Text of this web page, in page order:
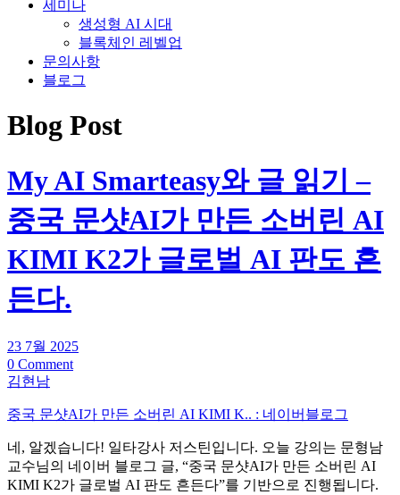
세미나
생성형 AI 시대
블록체인 레벨업
문의사항
블로그
Blog Post
My AI Smarteasy와 글 읽기 –
중국 문샷AI가 만든 소버린 AI
KIMI K2가 글로벌 AI 판도 흔
든다.
23 7월 2025
0 Comment
김현남
중국 문샷AI가 만든 소버린 AI KIMI K.. : 네이버블로그
네, 알겠습니다! 일타강사 저스틴입니다. 오늘 강의는 문형남
교수님의 네이버 블로그 글, “중국 문샷AI가 만든 소버린 AI
KIMI K2가 글로벌 AI 판도 흔든다”를 기반으로 진행됩니다.